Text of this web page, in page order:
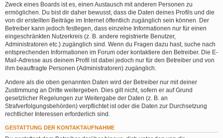
Zweck eines Boards ist es, einen Austausch mit anderen Personen zu
ermöglichen. Du bist dir daher bewusst, dass die Daten deines Profils und die
von dir erstellten Beiträge im Internet öffentlich zugänglich sein können. Der
Betreiber kann jedoch festlegen, dass einzelne Informationen nur für einen
eingeschränkten Nutzerkreis (z. B. andere registrierte Benutzer,
Administratoren etc.) zugänglich sind. Wenn du Fragen dazu hast, suche nach
entsprechenden Informationen im Forum oder kontaktiere den Betreiber. Die E-
Mail-Adresse aus deinem Profil ist dabei jedoch nur für den Betreiber und von
ihm beauftragte Personen (Administratoren) zugänglich.
Andere als die oben genannten Daten wird der Betreiber nur mit deiner
Zustimmung an Dritte weitergeben. Dies gilt nicht, sofern er auf Grund
gesetzlicher Regelungen zur Weitergabe der Daten (z. B. an
Strafverfolgungsbehörden) verpflichtet ist oder die Daten zur Durchsetzung
rechtlicher Interessen erforderlich sind.
GESTATTUNG DER KONTAKTAUFNAHME